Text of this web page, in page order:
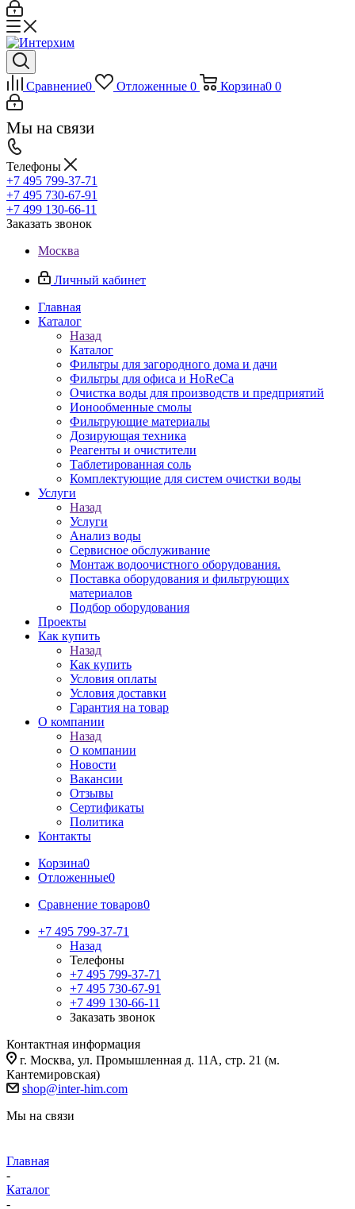
Сравнение0 Отложенные 0 Корзина0 0
Мы на связи
Телефоны
+7 495 799-37-71
+7 495 730-67-91
+7 499 130-66-11
Заказать звонок
Москва
Личный кабинет
Главная
Каталог
Назад
Каталог
Фильтры для загородного дома и дачи
Фильтры для офиса и HoReCa
Очистка воды для производств и предприятий
Ионообменные смолы
Фильтрующие материалы
Дозирующая техника
Реагенты и очистители
Таблетированная соль
Комплектующие для систем очистки воды
Услуги
Назад
Услуги
Анализ воды
Сервисное обслуживание
Монтаж водоочистного оборудования.
Поставка оборудования и фильтрующих
материалов
Подбор оборудования
Проекты
Как купить
Назад
Как купить
Условия оплаты
Условия доставки
Гарантия на товар
О компании
Назад
О компании
Новости
Вакансии
Отзывы
Сертификаты
Политика
Контакты
Корзина0
Отложенные0
Сравнение товаров0
+7 495 799-37-71
Назад
Телефоны
+7 495 799-37-71
+7 495 730-67-91
+7 499 130-66-11
Заказать звонок
Контактная информация
г. Москва, ул. Промышленная д. 11А, стр. 21 (м.
Кантемировская)
shop@inter-him.com
Мы на связи
Главная
-
Каталог
-